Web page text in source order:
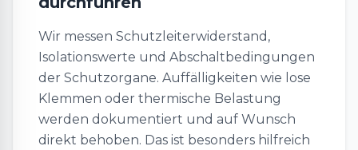
Wir messen Schutzleiterwiderstand,
Isolationswerte und Abschaltbedingungen
der Schutzorgane. Auffälligkeiten wie lose
Klemmen oder thermische Belastung
werden dokumentiert und auf Wunsch
direkt behoben. Das ist besonders hilfreich